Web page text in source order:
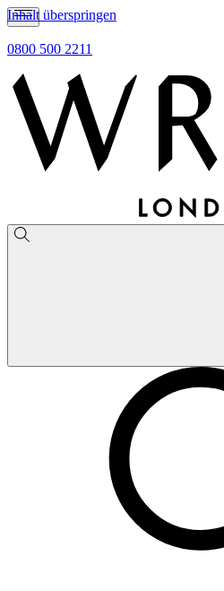
Inhalt überspringen
0800 500 2211